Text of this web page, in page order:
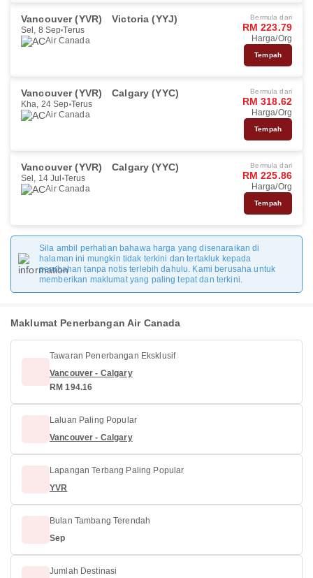
Vancouver (YVR) Victoria (YYJ)
Sel, 8 Sep Terus
Air Canada
Bermula dari
RM 223.79
Harga/Org
Tempah
Vancouver (YVR) Calgary (YYC)
Kha, 24 Sep Terus
Air Canada
Bermula dari
RM 318.62
Harga/Org
Tempah
Vancouver (YVR) Calgary (YYC)
Sel, 14 Jul Terus
Air Canada
Bermula dari
RM 225.86
Harga/Org
Tempah
Sila ambil perhatian bahawa harga yang disenaraikan di
halaman ini mungkin tidak terkini dan tertakluk kepada
perubahan tanpa notis terlebih dahulu. Kami berusaha untuk
memberikan maklumat yang paling tepat dan terkini.
Maklumat Penerbangan Air Canada
Tawaran Penerbangan Eksklusif
Vancouver - Calgary
RM 194.16
Laluan Paling Popular
Vancouver - Calgary
Lapangan Terbang Paling Popular
YVR
Bulan Tambang Terendah
Sep
Jumlah Destinasi